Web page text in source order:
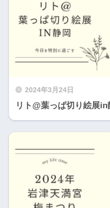
2024年3月24日
リト@葉っぱ切り絵展